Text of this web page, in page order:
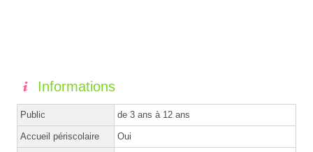
Informations
Public de 3 ans à 12 ans
Accueil périscolaire Oui